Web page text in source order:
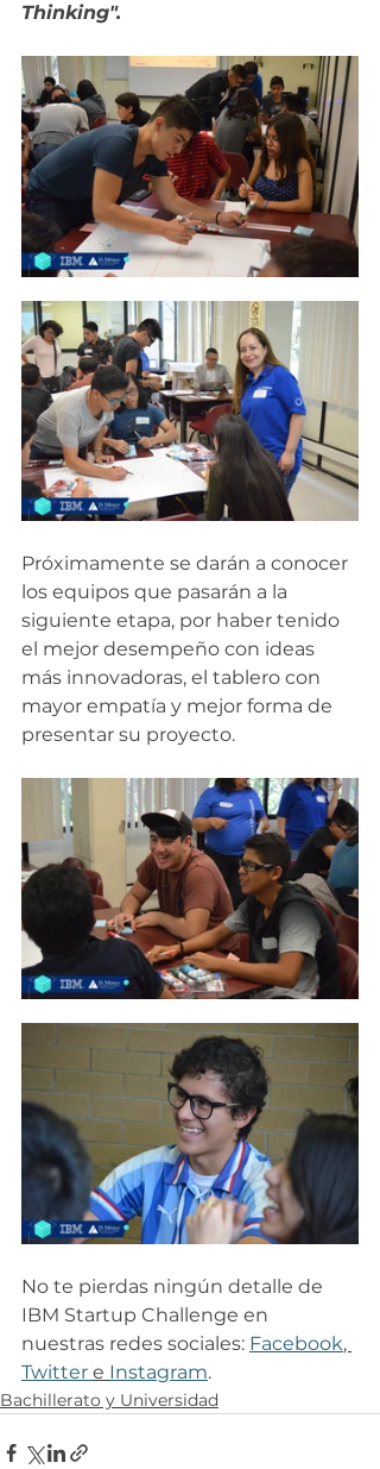
Thinking".
Próximamente se darán a conocer
los equipos que pasarán a la
siguiente etapa, por haber tenido
el mejor desempeño con ideas
más innovadoras, el tablero con
mayor empatía y mejor forma de
presentar su proyecto.
No te pierdas ningún detalle de
IBM Startup Challenge en
nuestras redes sociales: Facebook,
Twitter e Instagram.
Bachillerato y Universidad